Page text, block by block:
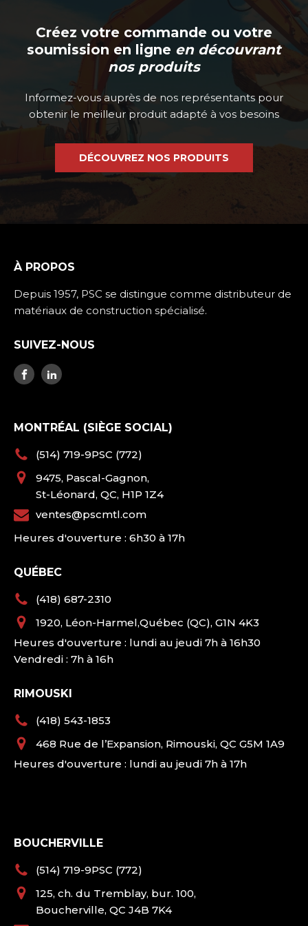
Créez votre commande ou votre
soumission en ligne en découvrant
nos produits
Informez-vous auprès de nos représentants pour
obtenir le meilleur produit adapté à vos besoins
DÉCOUVREZ NOS PRODUITS
À PROPOS
Depuis 1957, PSC se distingue comme distributeur de
matériaux de construction spécialisé.
SUIVEZ-NOUS
MONTRÉAL (SIÈGE SOCIAL)
(514) 719-9PSC (772)
9475, Pascal-Gagnon,
St-Léonard, QC, H1P 1Z4
ventes@pscmtl.com
Heures d'ouverture : 6h30 à 17h
QUÉBEC
(418) 687-2310
1920, Léon-Harmel,Québec (QC), G1N 4K3
Heures d'ouverture : lundi au jeudi 7h à 16h30
Vendredi : 7h à 16h
RIMOUSKI
(418) 543-1853
468 Rue de l’Expansion, Rimouski, QC G5M 1A9
Heures d'ouverture : lundi au jeudi 7h à 17h
BOUCHERVILLE
(514) 719-9PSC (772)
125, ch. du Tremblay, bur. 100,
Boucherville, QC J4B 7K4